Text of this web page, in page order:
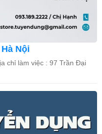
Nội
chỉ làm việc : 97 Trần Đại